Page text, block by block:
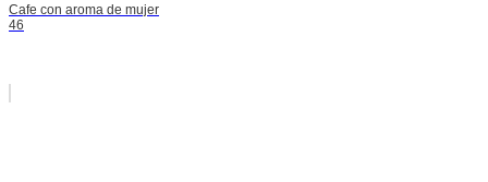
Cafe con aroma de mujer
46